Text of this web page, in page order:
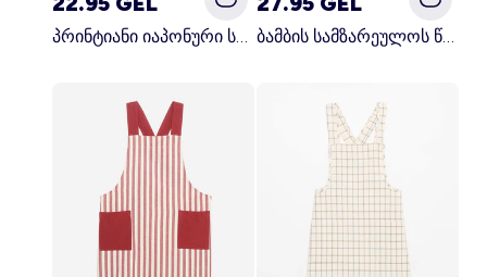
პრინტიანი იაპონური სამზარეულოს წინსაფარი ლურჯი ბამბის სამზარეულოს წინსაფარი მწვანე